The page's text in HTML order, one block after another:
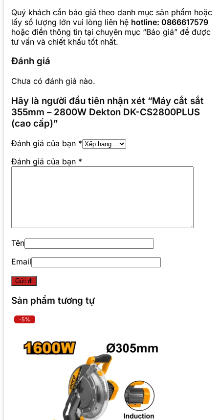
Quý khách cần báo giá theo danh mục sản phẩm hoặc
lấy số lượng lớn vui lòng liên hệ hotline: 0866617579
hoặc điền thông tin tại chuyên mục “Báo giá” để được
tư vấn và chiết khấu tốt nhất.
Đánh giá
Chưa có đánh giá nào.
Hãy là người đầu tiên nhận xét “Máy cắt sắt
355mm – 2800W Dekton DK-CS2800PLUS
(cao cấp)”
Đánh giá của bạn *
Đánh giá của bạn *
Tên
Email
Sản phẩm tương tự
-5%